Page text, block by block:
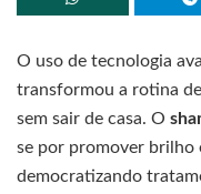
O uso de tecnologia
transformou a rotina
sem sair de casa. O
se por promover brilho
democratizando